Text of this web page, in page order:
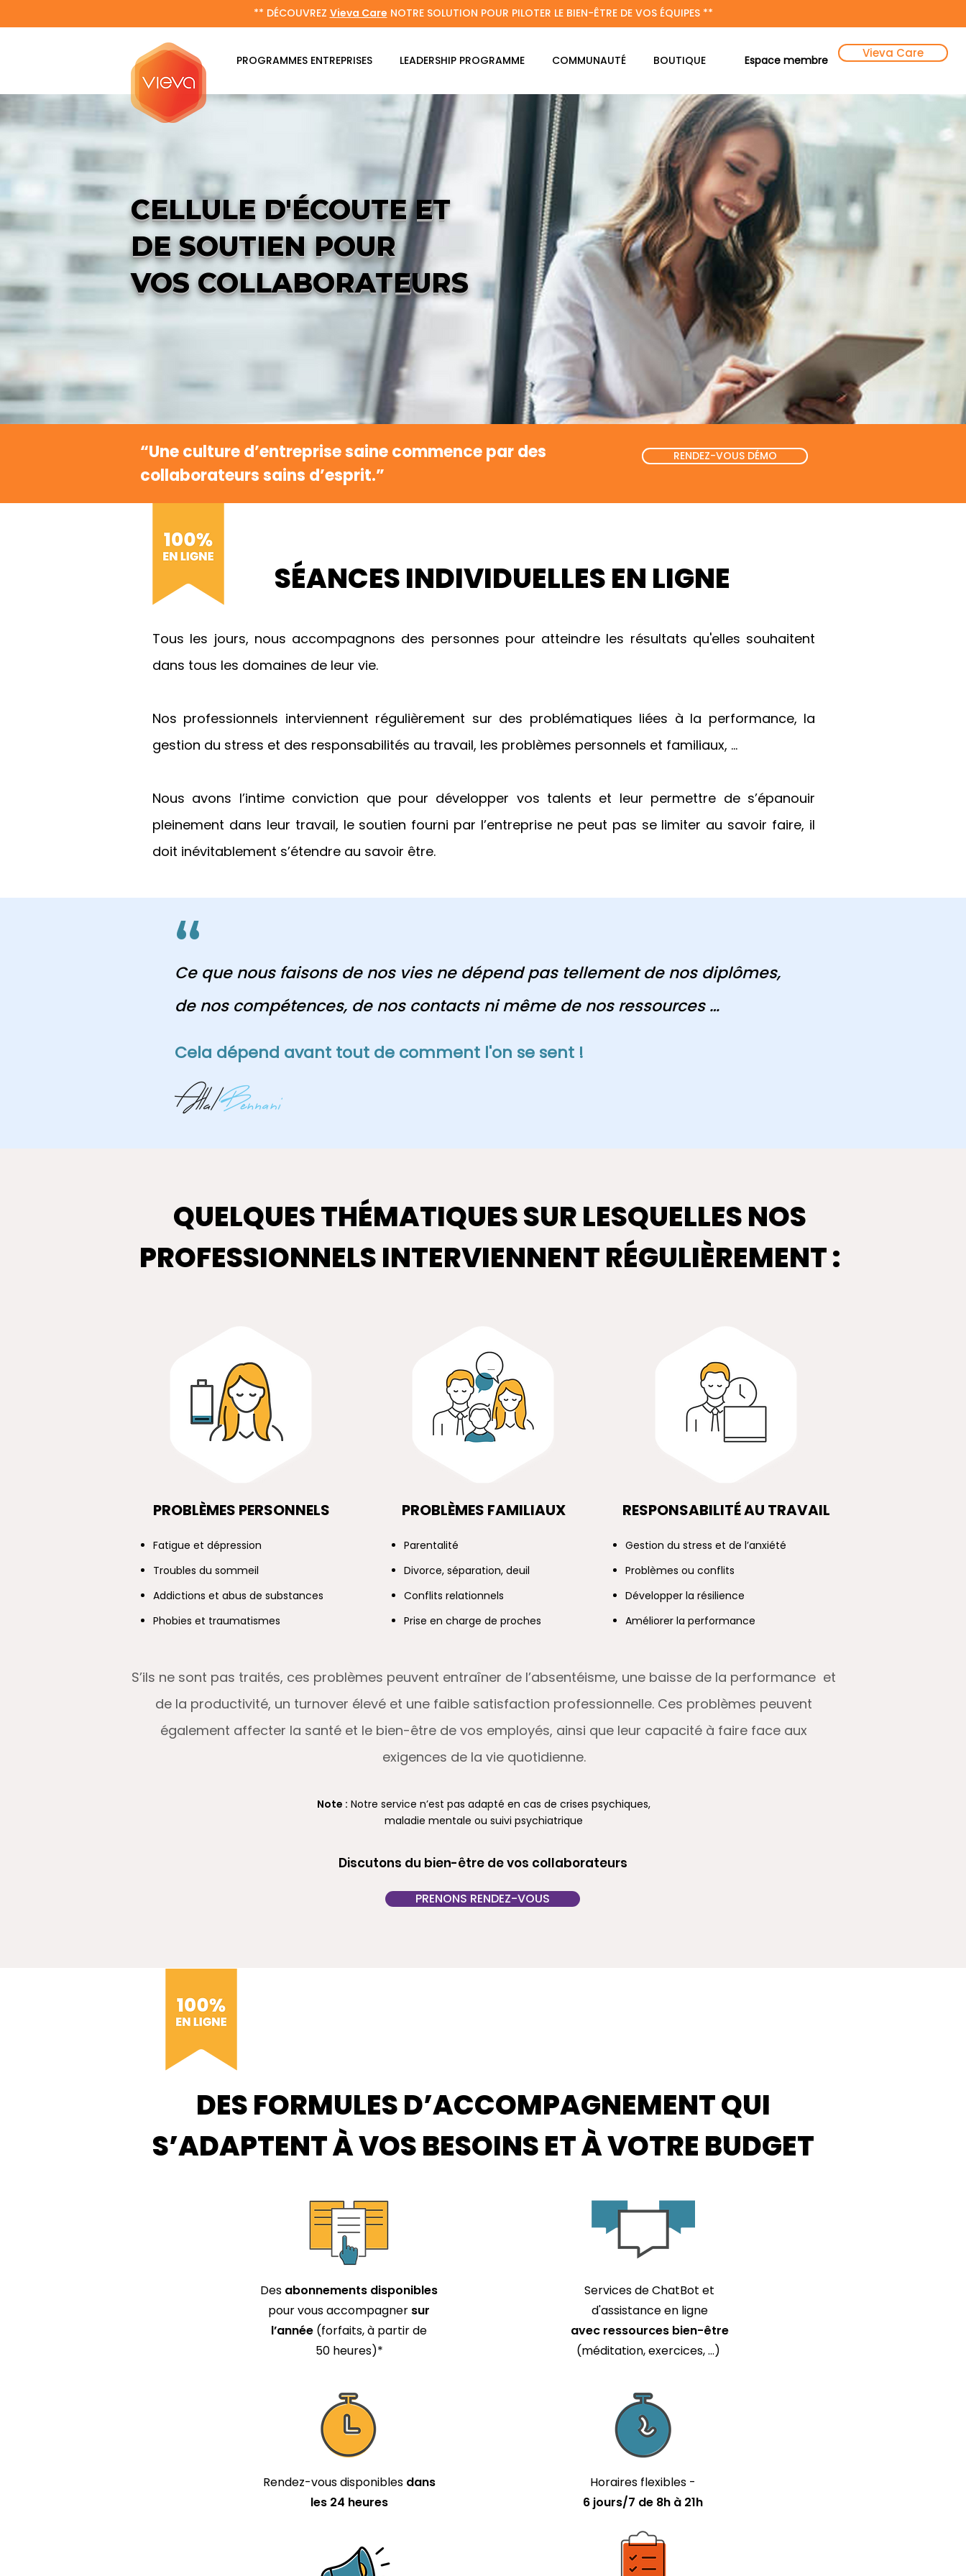
** DÉCOUVREZ Vieva Care NOTRE SOLUTION POUR PILOTER LE BIEN-ÊTRE DE VOS ÉQUIPES **
PROGRAMMES ENTREPRISES LEADERSHIP PROGRAMME COMMUNAUTÉ BOUTIQUE Espace membre Vieva Care
CELLULE D'ÉCOUTE ET
DE SOUTIEN POUR
VOS COLLABORATEURS
“Une culture d’entreprise saine commence par des
collaborateurs sains d’esprit.”
RENDEZ-VOUS DÉMO
SÉANCES INDIVIDUELLES EN LIGNE
Tous les jours, nous accompagnons des personnes pour atteindre les résultats qu'elles souhaitent
dans tous les domaines de leur vie.
Nos professionnels interviennent régulièrement sur des problématiques liées à la performance, la
gestion du stress et des responsabilités au travail, les problèmes personnels et familiaux, …
Nous avons l’intime conviction que pour développer vos talents et leur permettre de s’épanouir
pleinement dans leur travail, le soutien fourni par l’entreprise ne peut pas se limiter au savoir faire, il
doit inévitablement s’étendre au savoir être.
“
Ce que nous faisons de nos vies ne dépend pas tellement de nos diplômes,
de nos compétences, de nos contacts ni même de nos ressources …
Cela dépend avant tout de comment l'on se sent !
QUELQUES THÉMATIQUES SUR LESQUELLES NOS
PROFESSIONNELS INTERVIENNENT RÉGULIÈREMENT :
PROBLÈMES PERSONNELS
Fatigue et dépression
Troubles du sommeil
Addictions et abus de substances
Phobies et traumatismes
PROBLÈMES FAMILIAUX
Parentalité
Divorce, séparation, deuil
Conflits relationnels
Prise en charge de proches
RESPONSABILITÉ AU TRAVAIL
Gestion du stress et de l’anxiété
Problèmes ou conflits
Développer la résilience
Améliorer la performance
S’ils ne sont pas traités, ces problèmes peuvent entraîner de l’absentéisme, une baisse de la performance et
de la productivité, un turnover élevé et une faible satisfaction professionnelle. Ces problèmes peuvent
également affecter la santé et le bien-être de vos employés, ainsi que leur capacité à faire face aux
exigences de la vie quotidienne.
Note : Notre service n’est pas adapté en cas de crises psychiques,
maladie mentale ou suivi psychiatrique
Discutons du bien-être de vos collaborateurs
PRENONS RENDEZ-VOUS
DES FORMULES D’ACCOMPAGNEMENT QUI
S’ADAPTENT À VOS BESOINS ET À VOTRE BUDGET
Des abonnements disponibles
pour vous accompagner sur
l’année (forfaits, à partir de
50 heures)*
Services de ChatBot et
d'assistance en ligne
avec ressources bien-être
(méditation, exercices, …)
Rendez-vous disponibles dans
les 24 heures
Horaires flexibles -
6 jours/7 de 8h à 21h